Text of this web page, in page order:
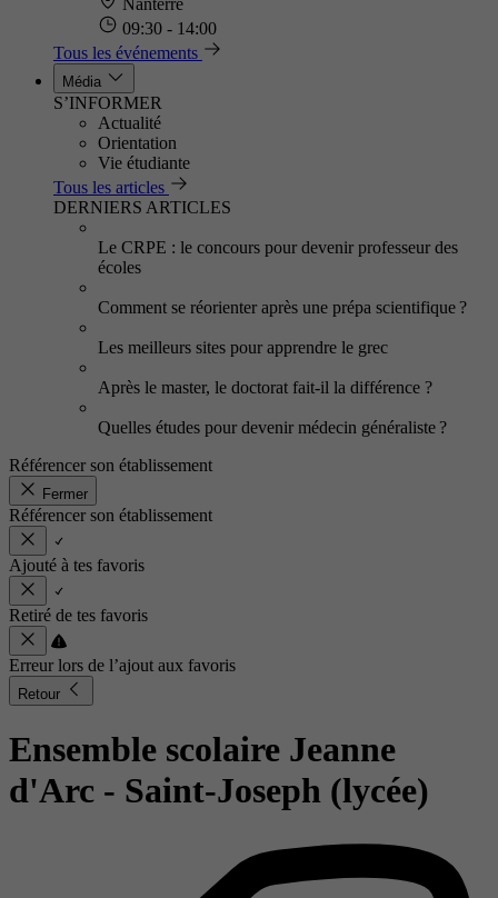
Nanterre
09:30 - 14:00
Tous les événements
Média
S’INFORMER
Actualité
Orientation
Vie étudiante
Tous les articles
DERNIERS ARTICLES
Le CRPE : le concours pour devenir professeur des
écoles
Comment se réorienter après une prépa scientifique ?
Les meilleurs sites pour apprendre le grec
Après le master, le doctorat fait-il la différence ?
Quelles études pour devenir médecin généraliste ?
Référencer son établissement
Fermer
Référencer son établissement
Ajouté à tes favoris
Retiré de tes favoris
Erreur lors de l’ajout aux favoris
Retour
Ensemble scolaire Jeanne
d'Arc - Saint-Joseph (lycée)